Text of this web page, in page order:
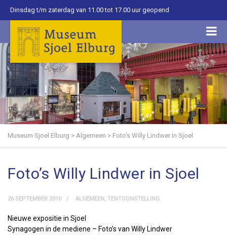
Dinsdag t/m zaterdag van 11.00 tot 17.00 uur geopend
Museum Sjoel Elburg > Algemeen > Foto’s Willy Lindwer in Sjoel
Foto’s Willy Lindwer in Sjoel
26 SEPTEMBER 2010 ALGEMEEN, TENTOONSTELLING
Nieuwe expositie in Sjoel
Synagogen in de mediene – Foto’s van Willy Lindwer